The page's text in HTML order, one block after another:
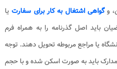
گواهی اشتغال به کار برای سفارت یا
باید اصل گذرنامه را به همراه فرم
یا مراجع مربوطه تحویل دهند. توجه
باید به صورت اسکن شده و با حجم